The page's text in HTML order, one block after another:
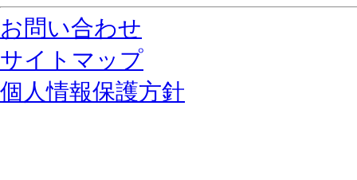
お問い合わせ
サイトマップ
個人情報保護方針